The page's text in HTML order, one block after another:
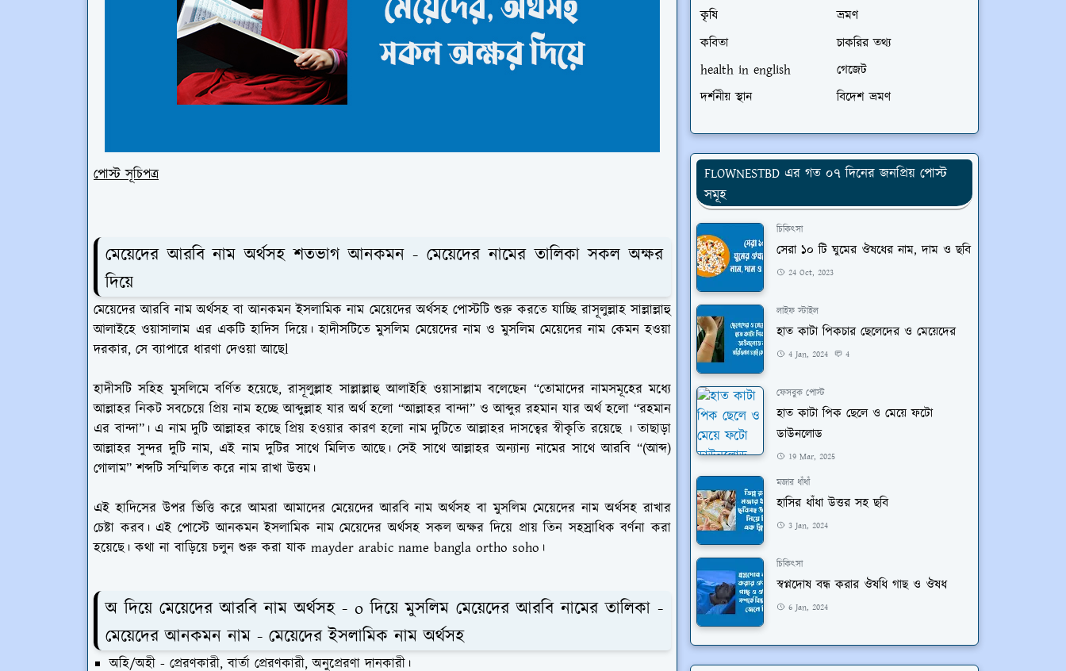
পোস্ট সূচিপত্র
মেয়েদের আরবি নাম অর্থসহ শতভাগ আনকমন - মেয়েদের নামের তালিকা সকল অক্ষর
দিয়ে
মেয়েদের আরবি নাম অর্থসহ বা আনকমন ইসলামিক নাম মেয়েদের অর্থসহ পোস্টটি শুরু করতে যাচ্ছি রাসূলুল্লাহ সাল্লাল্লাহু
আলাইহে ওয়াসালাম এর একটি হাদিস দিয়ে। হাদীসটিতে মুসলিম মেয়েদের নাম ও মুসলিম মেয়েদের নাম কেমন হওয়া
দরকার, সে ব্যাপারে ধারণা দেওয়া আছেl
হাদীসটি সহিহ মুসলিমে বর্ণিত হয়েছে, রাসূলুল্লাহ সাল্লাল্লাহু আলাইহি ওয়াসাল্লাম বলেছেন “তোমাদের নামসমূহের মধ্যে
আল্লাহর নিকট সবচেয়ে প্রিয় নাম হচ্ছে আব্দুল্লাহ যার অর্থ হলো “আল্লাহর বান্দা” ও আব্দুর রহমান যার অর্থ হলো “রহমান
এর বান্দা”। এ নাম দুটি আল্লাহর কাছে প্রিয় হওয়ার কারণ হলো নাম দুটিতে আল্লাহর দাসত্বের স্বীকৃতি রয়েছে । তাছাড়া
আল্লাহর সুন্দর দুটি নাম, এই নাম দুটির সাথে মিলিত আছে। সেই সাথে আল্লাহর অন্যান্য নামের সাথে আরবি “(আব্দ)
গোলাম” শব্দটি সম্মিলিত করে নাম রাখা উত্তম।
এই হাদিসের উপর ভিত্তি করে আমরা আমাদের মেয়েদের আরবি নাম অর্থসহ বা মুসলিম মেয়েদের নাম অর্থসহ রাখার
চেষ্টা করব। এই পোস্টে আনকমন ইসলামিক নাম মেয়েদের অর্থসহ সকল অক্ষর দিয়ে প্রায় তিন সহস্রাধিক বর্ণনা করা
হয়েছে। কথা না বাড়িয়ে চলুন শুরু করা যাক mayder arabic name bangla ortho soho।
অ দিয়ে মেয়েদের আরবি নাম অর্থসহ - o দিয়ে মুসলিম মেয়েদের আরবি নামের তালিকা -
মেয়েদের আনকমন নাম - মেয়েদের ইসলামিক নাম অর্থসহ
অহি/অহী - প্রেরণকারী, বার্তা প্রেরণকারী, অনুপ্রেরণা দানকারী।
কৃষি
ভ্রমণ
কবিতা
চাকরির তথ্য
health in english
গেজেট
দর্শনীয় স্থান
বিদেশ ভ্রমণ
FLOWNESTBD এর গত ০৭ দিনের জনপ্রিয় পোস্ট
সমূহ
চিকিৎসা
সেরা ১০ টি ঘুমের ঔষধের নাম, দাম ও ছবি
24 Oct, 2023
লাইফ স্টাইল
হাত কাটা পিকচার ছেলেদের ও মেয়েদের
4 Jan, 2024 4
ফেসবুক পোস্ট
হাত কাটা পিক ছেলে ও মেয়ে ফটো
ডাউনলোড
19 Mar, 2025
মজার ধাঁধাঁ
হাসির ধাঁধা উত্তর সহ ছবি
3 Jan, 2024
চিকিৎসা
স্বপ্নদোষ বন্ধ করার ঔষধি গাছ ও ঔষধ
6 Jan, 2024